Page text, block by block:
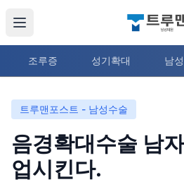
조루증 성기확대 남
트루맨포스트 - 남성수술
음경확대수술 남
업시킨다.